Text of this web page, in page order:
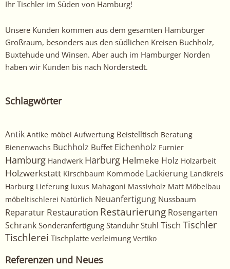
Ihr Tischler im Süden von Hamburg!
Unsere Kunden kommen aus dem gesamten Hamburger
Großraum, besonders aus den südlichen Kreisen Buchholz,
Buxtehude und Winsen. Aber auch im Hamburger Norden
haben wir Kunden bis nach Norderstedt.
Schlagwörter
Antik Antike möbel Aufwertung Beistelltisch Beratung
Bienenwachs Buchholz Buffet Eichenholz Furnier
Hamburg Handwerk Harburg Helmeke Holz Holzarbeit
Holzwerkstatt Kirschbaum Kommode Lackierung Landkreis
Harburg Lieferung luxus Mahagoni Massivholz Matt Möbelbau
möbeltischlerei Natürlich Neuanfertigung Nussbaum
Reparatur Restauration Restaurierung Rosengarten
Schrank Sonderanfertigung Standuhr Stuhl Tisch Tischler
Tischlerei Tischplatte verleimung Vertiko
Referenzen und Neues